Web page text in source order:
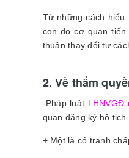
Từ những cách
con do cơ quan
thuận thay đổi tư
2. Về thẩm
-Pháp luật LHNVGĐ
quan đăng ký hộ
+ Một là có tranh